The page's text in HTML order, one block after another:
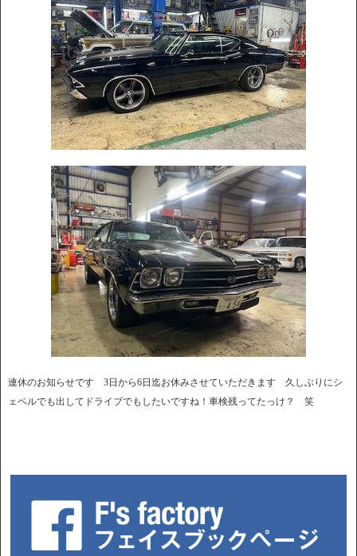
連休のお知らせです 3日から6日迄お休みさせていただきます 久しぶりにシ
ェベルでも出してドライブでもしたいですね！車検残ってたっけ？ 笑